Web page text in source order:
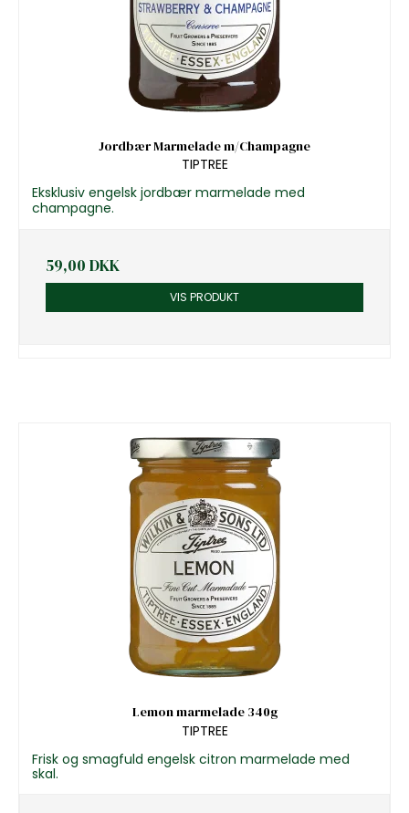
Jordbær Marmelade m/Champagne
TIPTREE
Eksklusiv engelsk jordbær marmelade med
champagne.
59,00 DKK
VIS PRODUKT
Lemon marmelade 340g
TIPTREE
Frisk og smagfuld engelsk citron marmelade med
skal.